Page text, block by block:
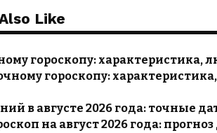
Like
гороскопу: характеристика,
гороскопу:
в августе 2026 года: точные
на август 2026 года: